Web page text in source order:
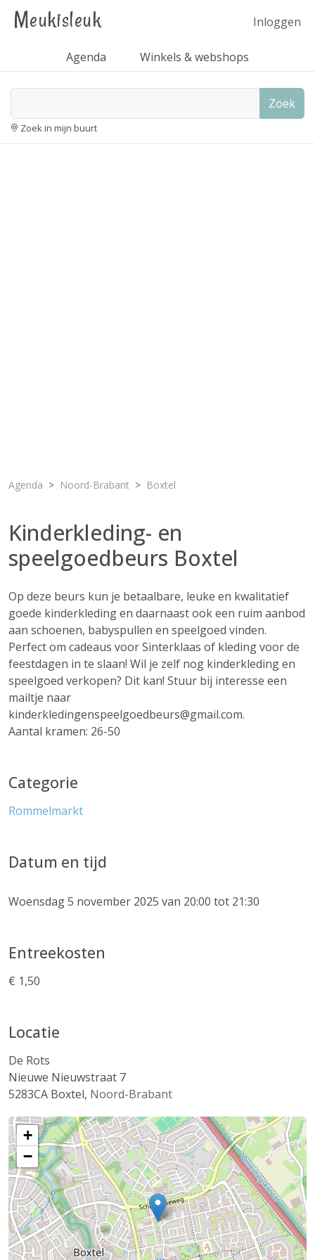
Meukisleuk Inloggen
Agenda Winkels & webshops
Zoek
Zoek in mijn buurt
Agenda Noord-Brabant Boxtel
Kinderkleding- en
speelgoedbeurs Boxtel
Op deze beurs kun je betaalbare, leuke en kwalitatief
goede kinderkleding en daarnaast ook een ruim aanbod
aan schoenen, babyspullen en speelgoed vinden.
Perfect om cadeaus voor Sinterklaas of kleding voor de
feestdagen in te slaan! Wil je zelf nog kinderkleding en
speelgoed verkopen? Dit kan! Stuur bij interesse een
mailtje naar
kinderkledingenspeelgoedbeurs@gmail.com.
Aantal kramen: 26-50
Categorie
Rommelmarkt
Datum en tijd
Woensdag 5 november 2025 van 20:00 tot 21:30
Entreekosten
€ 1,50
Locatie
De Rots
Nieuwe Nieuwstraat 7
5283CA Boxtel, Noord-Brabant
+
−